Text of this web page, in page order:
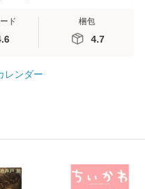
ド 梱包
4.7
レンダー